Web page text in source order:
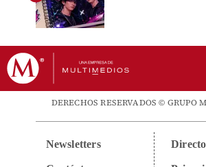
DERECHOS RESERVADOS © GRUPO
Newsletters